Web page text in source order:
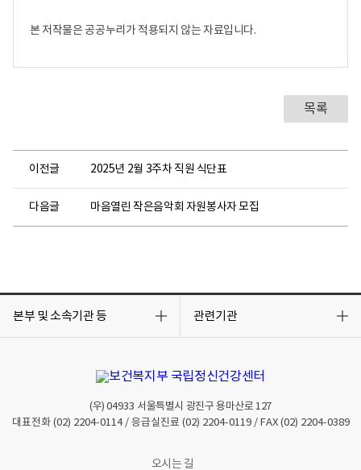
본 저작물은 공공누리가 적용되지 않는 자료입니다.
목록
이전글 2025년 2월 3주차 직원 식단표
다음글 마음열린 작은음악회 자원봉사자 모집
본부 및 소속기관 등
기
관련기관
기
(우)04933 서울특별시 광진구 용마산로 127
대표전화 (02) 2204-0114/ 응급실진료 (02) 2204-0119/ FAX (02) 2204-0389
오시는 길